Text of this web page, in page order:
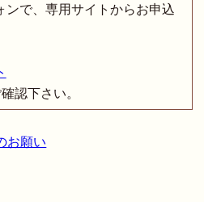
ンで、専用サイトからお申込
認下さい。
お願い